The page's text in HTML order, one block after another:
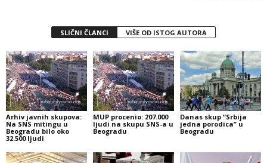
SLIČNI ČLANCI VIŠE OD ISTOG AUTORA
Arhiv javnih skupova:
Na SNS mitingu u
Beogradu bilo oko
32.500 ljudi
MUP procenio: 207.000
ljudi na skupu SNS-a u
Beogradu
Danas skup “Srbija
jedna porodica” u
Beogradu